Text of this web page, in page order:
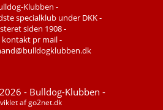
Klubben -
specialklub under DKK -
siden 1908 -
kontakt pr mail -
- Bulldog-Klubben -
afgo2net.dk